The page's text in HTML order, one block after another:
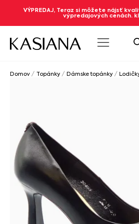
VÝPREDAJ, Teraz si môžete nájsť
výpredajových cenách.
Domov / Topánky / Dámske topánky /